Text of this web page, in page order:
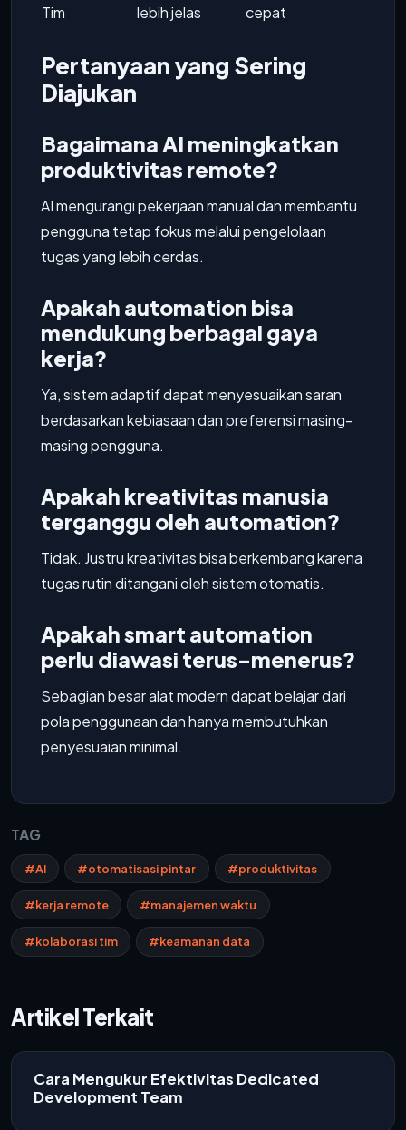
Tim
lebih jelas
cepat
Pertanyaan yang Sering
Diajukan
Bagaimana AI meningkatkan
produktivitas remote?
AI mengurangi pekerjaan manual dan membantu
pengguna tetap fokus melalui pengelolaan
tugas yang lebih cerdas.
Apakah automation bisa
mendukung berbagai gaya
kerja?
Ya, sistem adaptif dapat menyesuaikan saran
berdasarkan kebiasaan dan preferensi masing-
masing pengguna.
Apakah kreativitas manusia
terganggu oleh automation?
Tidak. Justru kreativitas bisa berkembang karena
tugas rutin ditangani oleh sistem otomatis.
Apakah smart automation
perlu diawasi terus-menerus?
Sebagian besar alat modern dapat belajar dari
pola penggunaan dan hanya membutuhkan
penyesuaian minimal.
TAG
#AI #otomatisasi pintar #produktivitas
#kerja remote #manajemen waktu
#kolaborasi tim #keamanan data
Artikel Terkait
Cara Mengukur Efektivitas Dedicated
Development Team